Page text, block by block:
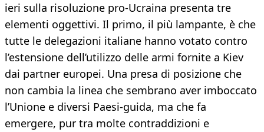
ieri sulla risoluzione pro-Ucraina presenta tre
elementi oggettivi. Il primo, il più lampante, è che
tutte le delegazioni italiane hanno votato contro
l’estensione dell’utilizzo delle armi fornite a Kiev
dai partner europei. Una presa di posizione che
non cambia la linea che sembrano aver imboccato
l’Unione e diversi Paesi-guida, ma che fa
emergere, pur tra molte contraddizioni e